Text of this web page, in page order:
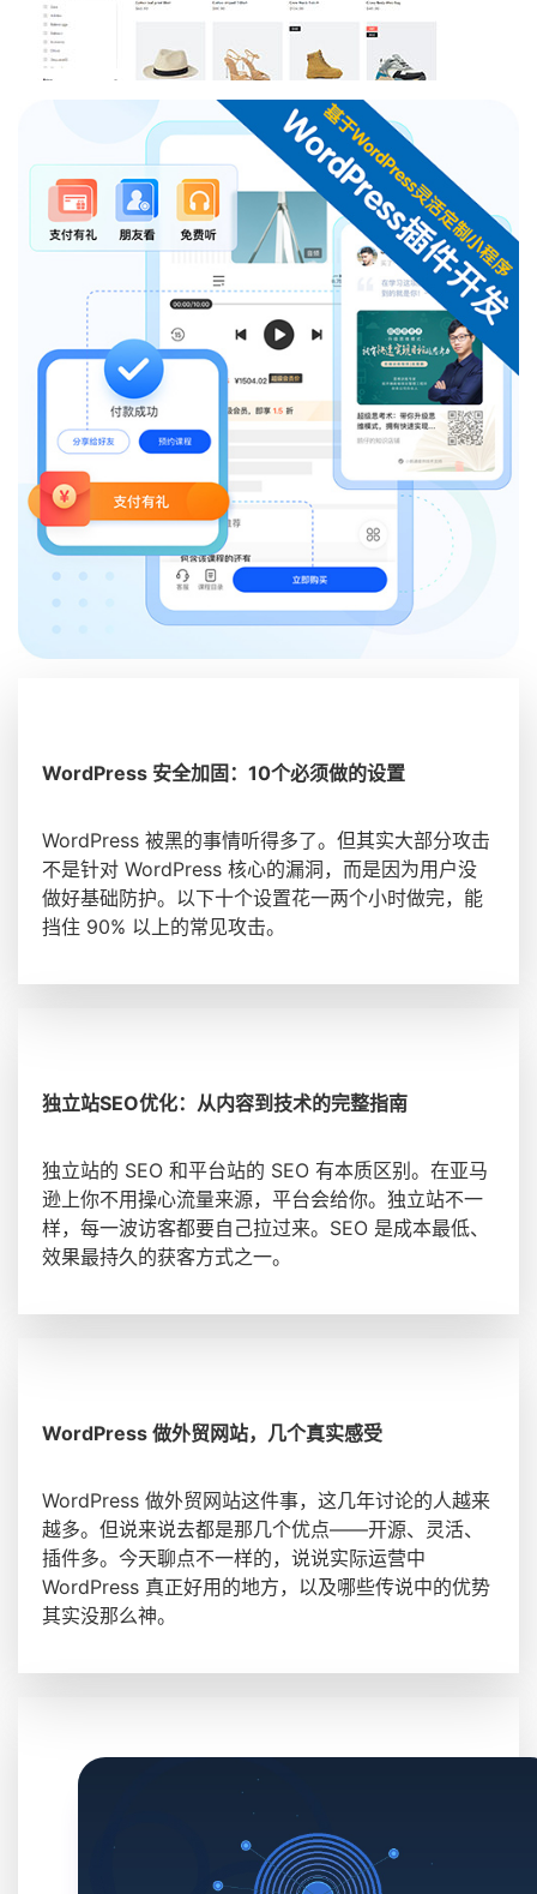
WordPress 安全加固：10个必须做的设置
WordPress 被黑的事情听得多了。但其实大部分攻击
不是针对 WordPress 核心的漏洞，而是因为用户没
做好基础防护。以下十个设置花一两个小时做完，能
挡住 90% 以上的常见攻击。
独立站SEO优化：从内容到技术的完整指南
独立站的 SEO 和平台站的 SEO 有本质区别。在亚马
逊上你不用操心流量来源，平台会给你。独立站不一
样，每一波访客都要自己拉过来。SEO 是成本最低、
效果最持久的获客方式之一。
WordPress 做外贸网站，几个真实感受
WordPress 做外贸网站这件事，这几年讨论的人越来
越多。但说来说去都是那几个优点——开源、灵活、
插件多。今天聊点不一样的，说说实际运营中
WordPress 真正好用的地方，以及哪些传说中的优势
其实没那么神。